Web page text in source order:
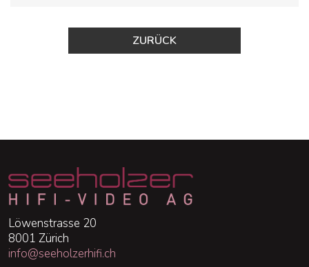
ZURÜCK
Löwenstrasse 20
8001 Zürich
info@seeholzerhifi.ch